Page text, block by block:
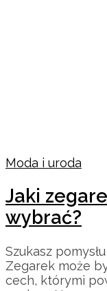
Moda i uroda
Jaki
wybrać?
Szukasz
Zegarek może
cech, którymi